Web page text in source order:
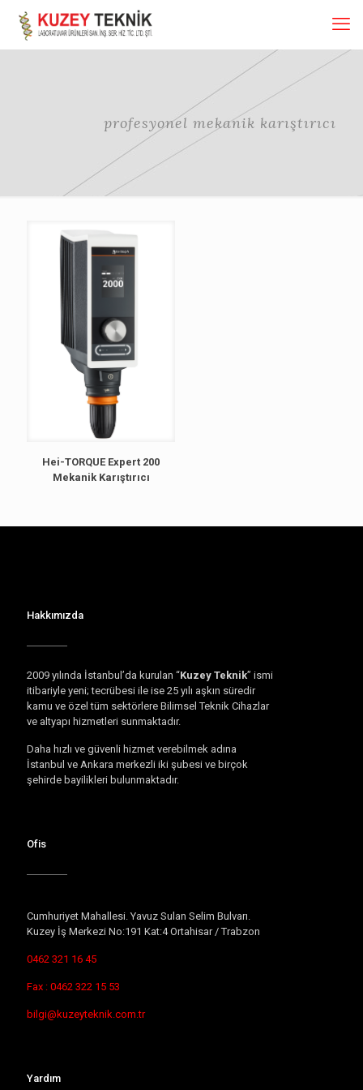
profesyonel mekanik karıştırıcı
Hei-TORQUE Expert 200
Mekanik Karıştırıcı
Hakkımızda
2009 yılında İstanbul’da kurulan “Kuzey Teknik” ismi
itibariyle yeni; tecrübesi ile ise 25 yılı aşkın süredir
kamu ve özel tüm sektörlere Bilimsel Teknik Cihazlar
ve altyapı hizmetleri sunmaktadır.
Daha hızlı ve güvenli hizmet verebilmek adına
İstanbul ve Ankara merkezli iki şubesi ve birçok
şehirde bayilikleri bulunmaktadır.
Ofis
Cumhuriyet Mahallesi. Yavuz Sulan Selim Bulvarı.
Kuzey İş Merkezi No:191 Kat:4 Ortahisar / Trabzon
0462 321 16 45
Fax : 0462 322 15 53
bilgi@kuzeyteknik.com.tr
Yardım